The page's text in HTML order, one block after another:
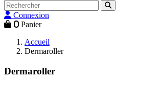
Connexion
0 Panier
Accueil
Dermaroller
Dermaroller